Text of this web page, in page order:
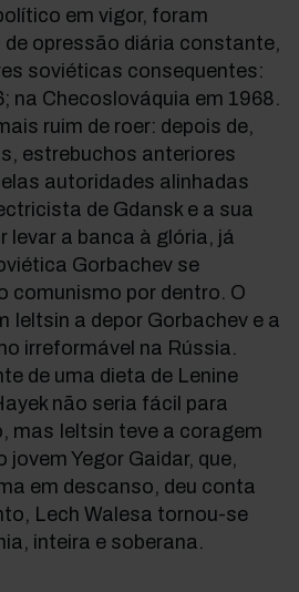
em vigor, foram
opressão diária constante,
soviéticas consequentes:
na Checoslováquia em 1968.
ruim de roer: depois de,
estrebuchos anteriores
autoridades alinhadas
de Gdansk e a sua
levar a banca à glória, já
Gorbachev se
comunismo por dentro. O
Ieltsin a depor Gorbachev e a
irreformável na Rússia.
de uma dieta de Lenine
não seria fácil para
mas Ieltsin teve a coragem
jovem Yegor Gaidar, que,
em descanso, deu conta
Lech Walesa tornou-se
inteira e soberana.